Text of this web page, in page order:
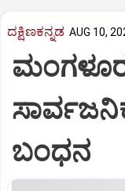
ದಕ್ಷಿಣಕನ್ನಡ AUG 10,
ಬಂಧನ